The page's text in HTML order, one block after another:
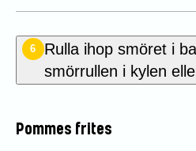
6
Rulla ihop smöret i
smörrullen i kylen
Pommes frites